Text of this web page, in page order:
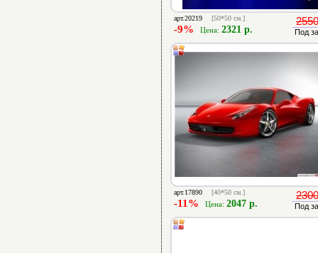
арт.20219 [50*50 см.]
-9% Цена: 2321 р. Под
арт.17890 [40*50 см.]
-11% Цена: 2047 р. Под